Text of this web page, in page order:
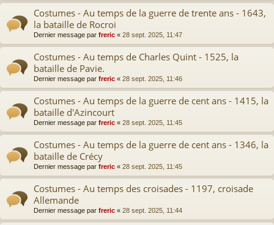
Costumes - Au temps de la guerre de trente ans - 1643,
la bataille de Rocroi
Dernier message par freric « 28 sept. 2025, 11:47
Costumes - Au temps de Charles Quint - 1525, la
bataille de Pavie.
Dernier message par freric « 28 sept. 2025, 11:46
Costumes - Au temps de la guerre de cent ans - 1415, la
bataille d'Azincourt
Dernier message par freric « 28 sept. 2025, 11:45
Costumes - Au temps de la guerre de cent ans - 1346, la
bataille de Crécy
Dernier message par freric « 28 sept. 2025, 11:45
Costumes - Au temps des croisades - 1197, croisade
Allemande
Dernier message par freric « 28 sept. 2025, 11:44